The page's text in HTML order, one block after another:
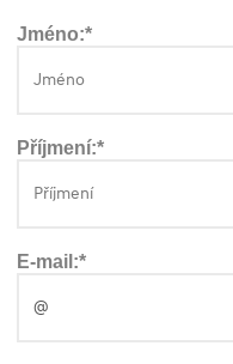
Jméno:*
Příjmení:*
E-mail:*